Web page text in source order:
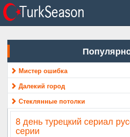
Мистер ошибка
Далекий город
Стеклянные потолки
8 день турецкий сериал
серии